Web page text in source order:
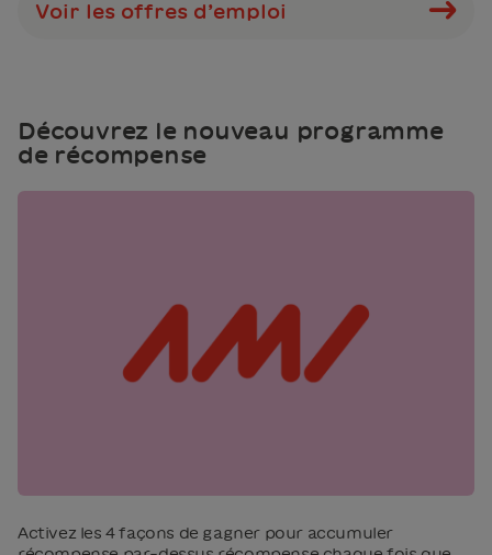
Voir les offres d’emploi
Découvrez le nouveau programme
de récompense
Activez les 4 façons de gagner pour accumuler